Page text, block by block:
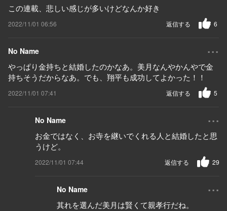
この連載、悲しい感じが多いけどなんか好き
2022/11/01 06:56 6
返信する
No Name ...
やっぱり金持ちと結婚したのかなあ。美月なんやかんやで金
持ちそうだからなあ。でも、翔平も成功してよかった！！
2022/11/01 07:41 5
返信する
No Name ...
お金ではなく、お寺を継いでくれる人と結婚したと思
うけど。
2022/11/01 07:44 29
返信する
No Name ...
其れを選んだ美月は賢くて親孝行だね。